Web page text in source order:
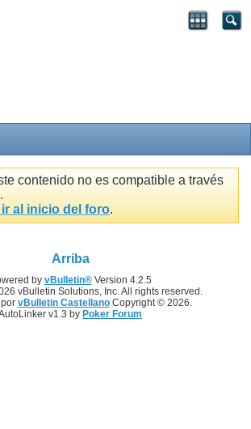
contenido no es compatible a través
al inicio del foro.
Arriba
by vBulletin®Version 4.2.5
vBulletin Solutions, Inc. All rights reserved.
vBulletin CastellanoCopyright © 2026.
v1.3 by Poker Forum